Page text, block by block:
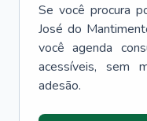
Se você procura
José do
você agenda
acessíveis, sem
adesão.